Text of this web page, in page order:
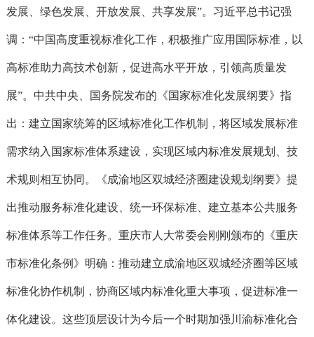
发展、绿色发展、开放发展、共享发展”。习近平总书记强
调：“中国高度重视标准化工作，积极推广应用国际标准，以
高标准助力高技术创新，促进高水平开放，引领高质量发
展”。中共中央、国务院发布的《国家标准化发展纲要》指
出：建立国家统筹的区域标准化工作机制，将区域发展标准
需求纳入国家标准体系建设，实现区域内标准发展规划、技
术规则相互协同。《成渝地区双城经济圈建设规划纲要》提
出推动服务标准化建设、统一环保标准、建立基本公共服务
标准体系等工作任务。重庆市人大常委会刚刚颁布的《重庆
市标准化条例》明确：推动建立成渝地区双城经济圈等区域
标准化协作机制，协商区域内标准化重大事项，促进标准一
体化建设。这些顶层设计为今后一个时期加强川渝标准化合